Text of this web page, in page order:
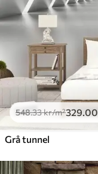
548.33kr/m²329.00
Grå tunnel